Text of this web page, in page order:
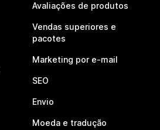
Avaliações de produtos
Vendas superiores e
pacotes
Marketing por e-mail
SEO
Envio
Moeda e tradução